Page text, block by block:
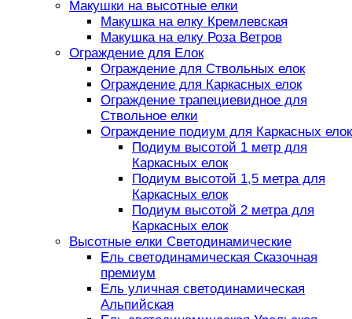
Макушки на высотные елки
Макушка на елку Кремлевская
Макушка на елку Роза Ветров
Ограждение для Елок
Ограждение для Ствольных елок
Ограждение для Каркасных елок
Ограждение трапециевидное для
Ствольное елки
Ограждение подиум для Каркасных елок
Подиум высотой 1 метр для
Каркасных елок
Подиум высотой 1,5 метра для
Каркасных елок
Подиум высотой 2 метра для
Каркасных елок
Высотные елки Светодинамические
Ель светодинамическая Сказочная
премиум
Ель уличная светодинамическая
Альпийская